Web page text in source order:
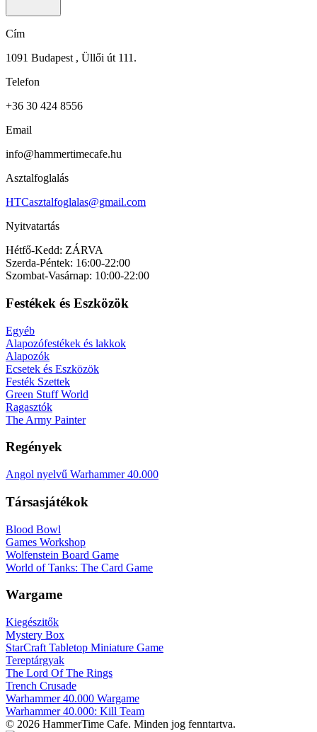
Cím
1091 Budapest , Üllői út 111.
Telefon
+36 30 424 8556
Email
info@hammertimecafe.hu
Asztalfoglalás
HTCasztalfoglalas@gmail.com
Nyitvatartás
Hétfő-Kedd: ZÁRVA
Szerda-Péntek: 16:00-22:00
Szombat-Vasárnap: 10:00-22:00
Festékek és Eszközök
Egyéb
Alapozófestékek és lakkok
Alapozók
Ecsetek és Eszközök
Festék Szettek
Green Stuff World
Ragasztók
The Army Painter
Regények
Angol nyelvű Warhammer 40.000
Társasjátékok
Blood Bowl
Games Workshop
Wolfenstein Board Game
World of Tanks: The Card Game
Wargame
Kiegészitők
Mystery Box
StarCraft Tabletop Miniature Game
Tereptárgyak
The Lord Of The Rings
Trench Crusade
Warhammer 40.000 Wargame
Warhammer 40.000: Kill Team
© 2026 HammerTime Cafe. Minden jog fenntartva.